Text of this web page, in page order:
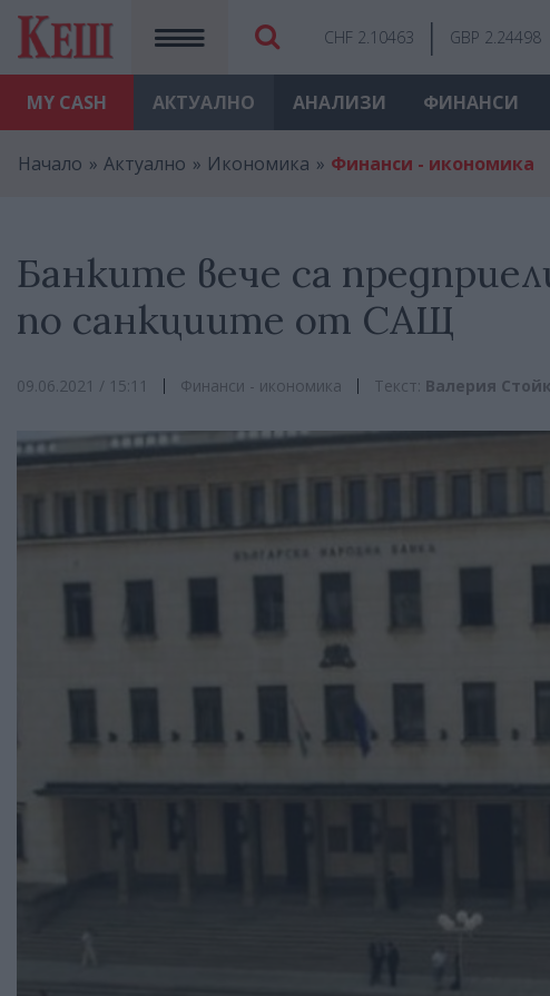
MY CASH
CHF 2.10463 GBP 2.24498
АКТУАЛНО АНАЛИЗИ ФИНАНСИ
Начало Актуално Икономика Финанси - икономика
Банките вече са
по санкциите от САЩ
09.06.2021 / 15:11 Финанси - икономика Текст: Валерия